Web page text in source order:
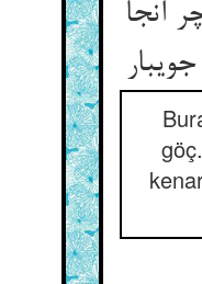
آنجا